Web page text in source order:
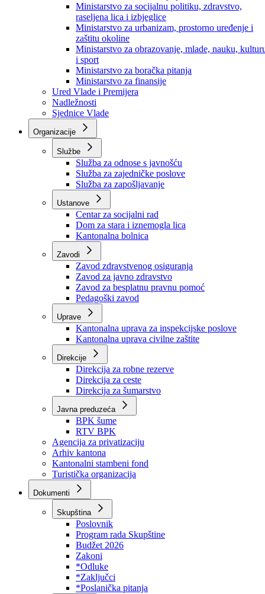
Ministarstvo za privredu
Ministarstvo za pravosuđe, upravu i radne odnose
Ministarstvo za unutrašnje poslove
Ministarstvo za socijalnu politiku, zdravstvo,
raseljena lica i izbjeglice
Ministarstvo za urbanizam, prostorno uređenje i
zaštitu okoline
Ministarstvo za obrazovanje, mlade, nauku,
i sport
Ministarstvo za boračka pitanja
Ministarstvo za finansije
Ured Vlade i Premijera
Nadležnosti
Sjednice Vlade
Organizacije
Službe
Služba za odnose s javnošću
Služba za zajedničke poslove
Služba za zapošljavanje
Ustanove
Centar za socijalni rad
Dom za stara i iznemogla lica
Kantonalna bolnica
Zavodi
Zavod zdravstvenog osiguranja
Zavod za javno zdravstvo
Zavod za besplatnu pravnu pomoć
Pedagoški zavod
Kantonalna uprava za inspekcijske poslove
Kantonalna uprava civilne zaštite
Direkcije
Direkcija za robne rezerve
Direkcija za ceste
Direkcija za šumarstvo
Javna preduzeća
BPK šume
RTV BPK
Agencija za privatizaciju
Arhiv kantona
Kantonalni stambeni fond
Turistička organizacija
Dokumenti
Skupština
Poslovnik
Program rada Skupštine
Budžet 2026
Zakoni